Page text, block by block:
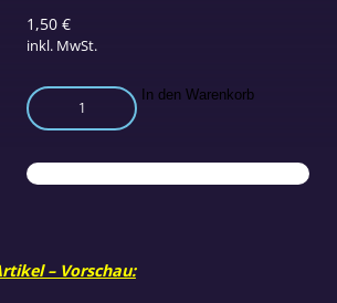
1,50€
inkl. MwSt.
Wilhelm
Reich
Märtyrer
der
In den Warenkorb
– Vorschau: